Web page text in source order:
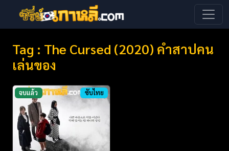
Tag : The Cursed (2020) คำสาปคน
เล่นของ
จบแล้ว ซับไทย